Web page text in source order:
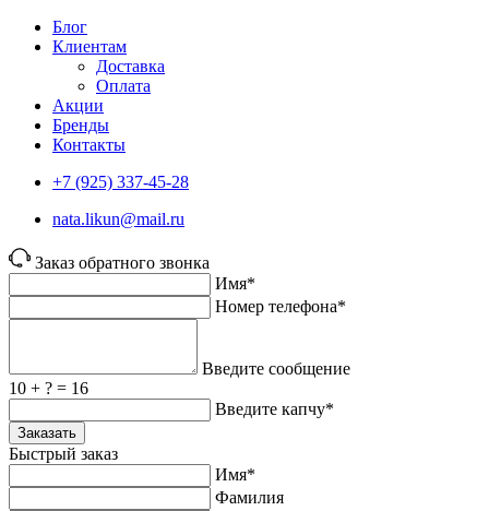
Блог
Клиентам
Доставка
Оплата
Акции
Бренды
Контакты
+7 (925) 337-45-28
nata.likun@mail.ru
Заказ обратного звонка
Имя*
Номер телефона*
Введите сообщение
10 + ? = 16
Введите капчу*
Заказать
Быстрый заказ
Имя*
Фамилия